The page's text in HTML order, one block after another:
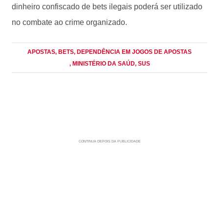
dinheiro confiscado de bets ilegais poderá ser utilizado
no combate ao crime organizado.
APOSTAS, BETS, DEPENDÊNCIA EM JOGOS DE APOSTAS
, MINISTÉRIO DA SAÚD, SUS